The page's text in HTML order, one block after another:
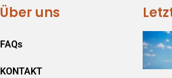
Über uns
FAQs
KONTAKT